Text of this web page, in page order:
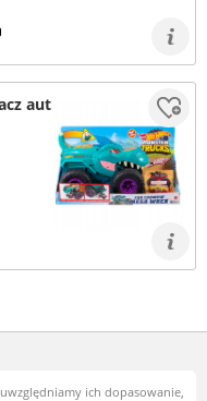
aut
ich dopasowanie,